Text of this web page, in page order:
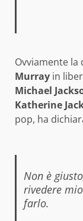
Ovviamente
Murray in
Michael
Katherine
pop, ha
Non è
rivedere
farlo.